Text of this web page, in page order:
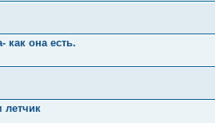
как она есть.
летчик